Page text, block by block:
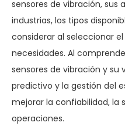
sensores de vibración, sus
industrias, los tipos
considerar al seleccionar
necesidades. Al
sensores de vibración y
predictivo y la gestión del
mejorar la confiabilidad, la
operaciones.